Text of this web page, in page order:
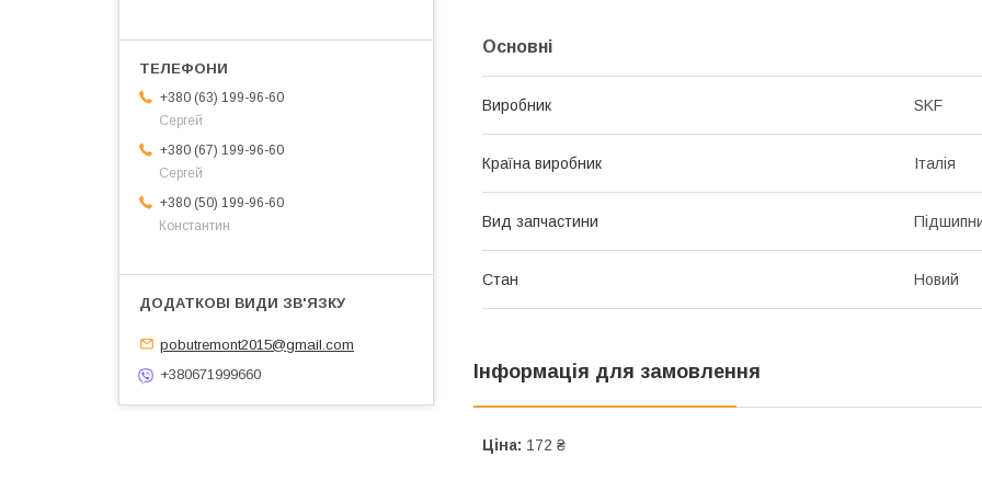
Основні
Виробник SKF
Країна виробник Італія
Вид запчастини
Стан Новий
Інформація для замовлення
Ціна: 172 ₴
+380 (63) 199-96-60
Сергей
+380 (67) 199-96-60
Сергей
+380 (50) 199-96-60
Константин
pobutremont2015@gmail.com
+380671999660